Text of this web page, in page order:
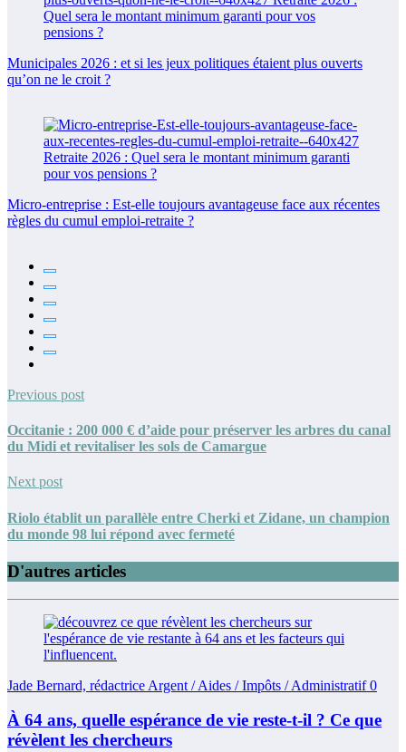
Municipales 2026 : et si les jeux politiques étaient plus ouverts
qu’on ne le croit ?
Micro-entreprise : Est-elle toujours avantageuse face aux récentes
règles du cumul emploi-retraite ?
Previous post
Occitanie : 200 000 € d’aide pour préserver les arbres du canal
du Midi et revitaliser les sols de Camargue
Next post
Riolo établit un parallèle entre Cherki et Zidane, un champion
du monde 98 lui répond avec fermeté
D'autres articles
Jade Bernard, rédactrice Argent / Aides / Impôts / Administratif0
À 64 ans, quelle espérance de vie reste-t-il ? Ce que
révèlent les chercheurs